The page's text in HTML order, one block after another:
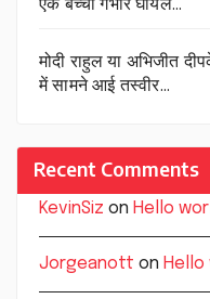
एक बच्चा गंभीर घायल…
मोदी राहुल या अभिजीत
में सामने आई तस्वीर…
Recent Comments
KevinSiz on Hello
Jorgeanott on Hello